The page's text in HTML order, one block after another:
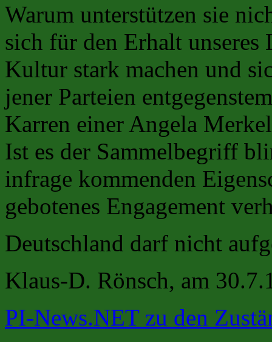
Warum unterstützen sie
sich für den Erhalt unseres
Kultur stark machen und
jener Parteien
Karren einer Angela
Ist es der Sammelbegriff
infrage kommenden
gebotenes Engagement
Deutschland darf nicht
Klaus-D. Rönsch, am
PI-News.NET zu den